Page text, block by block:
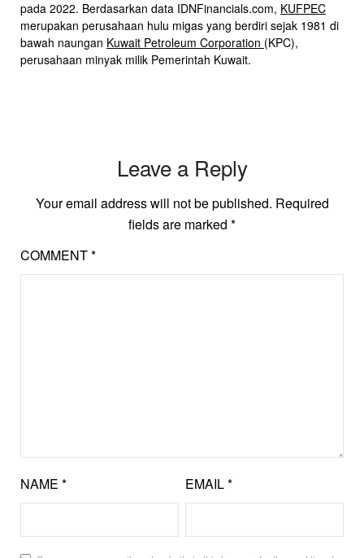
pada 2022. Berdasarkan data IDNFinancials.com, KUFPEC
merupakan perusahaan hulu migas yang berdiri sejak 1981 di
bawah naungan Kuwait Petroleum Corporation (KPC),
perusahaan minyak milik Pemerintah Kuwait.
Leave a Reply
Your email address will not be published. Required
fields are marked *
COMMENT*
NAME * EMAIL*